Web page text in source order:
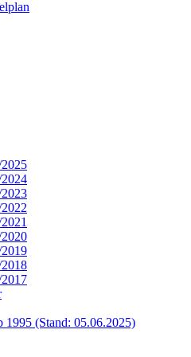
1995 (Stand: 05.06.2025)